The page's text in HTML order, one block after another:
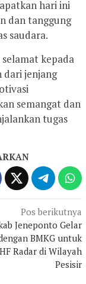
hari ini
dan tanggung
saudara.
kepada
dari jenjang
semangat dan
tugas
Pos berikutnya
Jeneponto Gelar
BMKG untuk
Radar di Wilayah
Pesisir